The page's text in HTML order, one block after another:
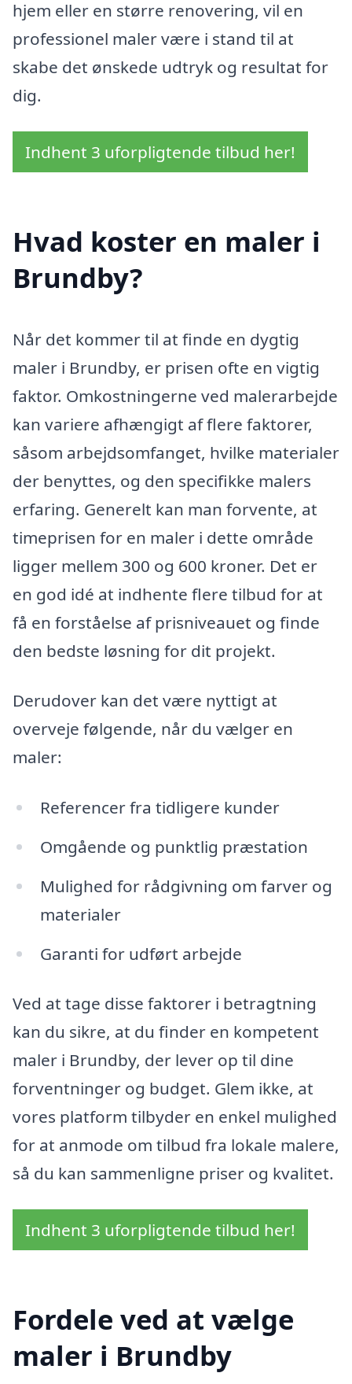
hjem eller en større renovering, vil en
professionel maler være i stand til at
skabe det ønskede udtryk og resultat for
dig.
Indhent 3 uforpligtende tilbud her!
Hvad koster en maler i
Brundby?
Når det kommer til at finde en dygtig
maler i Brundby, er prisen ofte en vigtig
faktor. Omkostningerne ved malerarbejde
kan variere afhængigt af flere faktorer,
såsom arbejdsomfanget, hvilke materialer
der benyttes, og den specifikke malers
erfaring. Generelt kan man forvente, at
timeprisen for en maler i dette område
ligger mellem 300 og 600 kroner. Det er
en god idé at indhente flere tilbud for at
få en forståelse af prisniveauet og finde
den bedste løsning for dit projekt.
Derudover kan det være nyttigt at
overveje følgende, når du vælger en
maler:
Referencer fra tidligere kunder
Omgående og punktlig præstation
Mulighed for rådgivning om farver og
materialer
Garanti for udført arbejde
Ved at tage disse faktorer i betragtning
kan du sikre, at du finder en kompetent
maler i Brundby, der lever op til dine
forventninger og budget. Glem ikke, at
vores platform tilbyder en enkel mulighed
for at anmode om tilbud fra lokale malere,
så du kan sammenligne priser og kvalitet.
Indhent 3 uforpligtende tilbud her!
Fordele ved at vælge
maler i Brundby